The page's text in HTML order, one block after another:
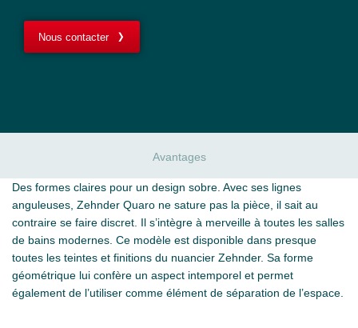
Nous contacter
Avantages
Des formes claires pour un design sobre. Avec ses lignes
anguleuses, Zehnder Quaro ne sature pas la pièce, il sait au
contraire se faire discret. Il s’intègre à merveille à toutes les salles
de bains modernes. Ce modèle est disponible dans presque
toutes les teintes et finitions du nuancier Zehnder. Sa forme
géométrique lui confère un aspect intemporel et permet
également de l’utiliser comme élément de séparation de l’espace.